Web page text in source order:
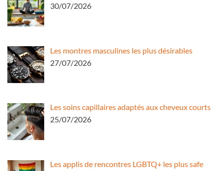
30/07/2026
Les montres masculines les plus désirables
27/07/2026
Les soins capillaires adaptés aux cheveux courts
25/07/2026
Les applis de rencontres LGBTQ+ les plus safe